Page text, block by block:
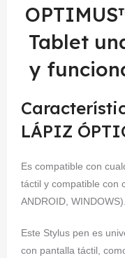
Tablet
y
LÁPIZ
Es compatible con
táctil y compatible con
ANDROID, WINDOWS).
Este Stylus pen es
con pantalla táctil,